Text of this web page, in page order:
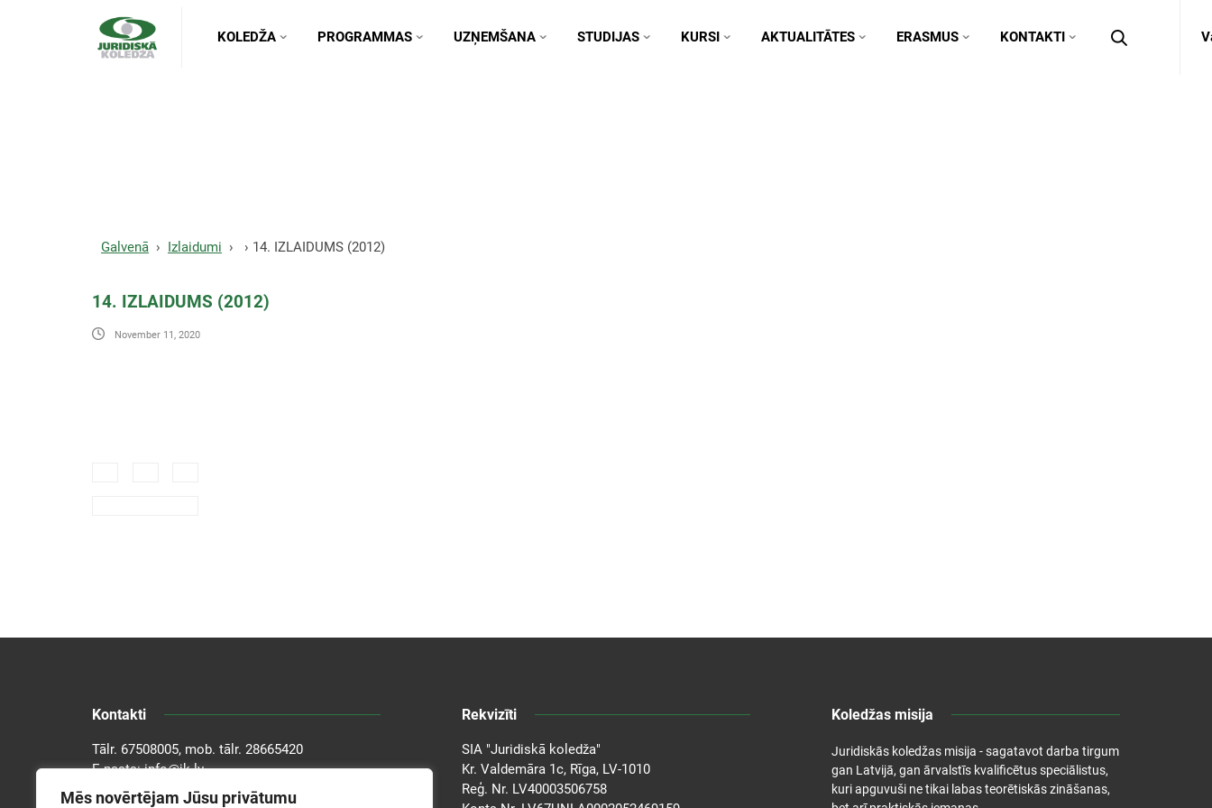
Mēs novērtējam Jūsu privātumu
KOLEDŽA PROGRAMMAS UZŅEMŠANA STUDIJAS KURSI AKTUALITĀTES ERASMUS KONTAKTI
Galvenā Izlaidumi 14. IZLAIDUMS (2012)
14. IZLAIDUMS (2012)
November 11, 2020
Kontakti
Tālr. 67508005, mob. tālr. 28665420
E-pasts:info@jk.lv
Adrese: Kronvalda bulv. 1A, Rīga, LV-1010
Rekvizīti
SIA "Juridiskā koledža"
Kr. Valdemāra 1c, Rīga, LV-1010
Reģ. Nr. LV40003506758
Koledžas misija
Juridiskās koledžas misija - sagatavot darba tirgum
gan Latvijā, gan ārvalstīs kvalificētus speciālistus,
kuri apguvuši ne tikai labas teorētiskās zināšanas,